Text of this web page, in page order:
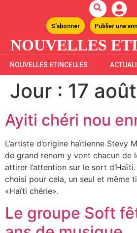
S'abonner Publier une
NOUVELLES
NOUVELLES ETINCELLES
Jour : 17
Ayiti chéri nou
L’artiste d’origine haïtienne Stevy
de grand renom y vont chacun de
attirer l’attention sur le sort
choisi pour cela, un seul et même
«Haïti chérie».
Le groupe Soft